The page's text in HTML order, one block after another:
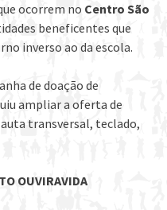
ocorrem no Centro São
beneficentes que
inverso ao da escola.
de doação de
ampliar a oferta de
transversal, teclado,
OUVIRAVIDA